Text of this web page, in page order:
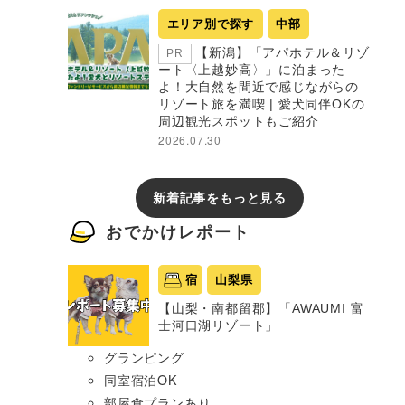
エリア別で探す 中部
PR
【新潟】「アパホテル＆リゾ
ート〈上越妙高〉」に泊まった
よ！大自然を間近で感じながらの
リゾート旅を満喫 | 愛犬同伴OKの
周辺観光スポットもご紹介
2026.07.30
新着記事をもっと見る
おでかけレポート
宿 山梨県
【山梨・南都留郡】「AWAUMI 富
士河口湖リゾート」
グランピング
同室宿泊OK